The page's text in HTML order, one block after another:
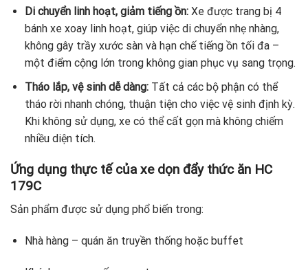
Di chuyển linh hoạt, giảm tiếng ồn: Xe được trang bị 4
bánh xe xoay linh hoạt, giúp việc di chuyển nhẹ nhàng,
không gây trầy xước sàn và hạn chế tiếng ồn tối đa –
một điểm cộng lớn trong không gian phục vụ sang trọng.
Tháo lắp, vệ sinh dễ dàng: Tất cả các bộ phận có thể
tháo rời nhanh chóng, thuận tiện cho việc vệ sinh định kỳ.
Khi không sử dụng, xe có thể cất gọn mà không chiếm
nhiều diện tích.
Ứng dụng thực tế của xe dọn đẩy thức ăn HC
179C
Sản phẩm được sử dụng phổ biến trong:
Nhà hàng – quán ăn truyền thống hoặc buffet